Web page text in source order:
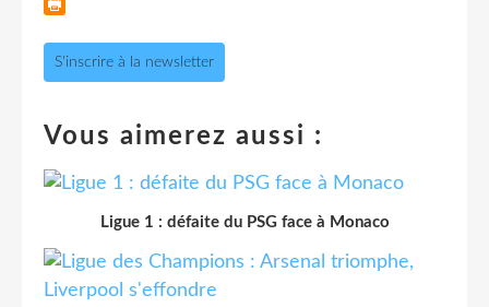
S'inscrire à la newsletter
Vous aimerez aussi :
Ligue 1 : défaite du PSG face à Monaco